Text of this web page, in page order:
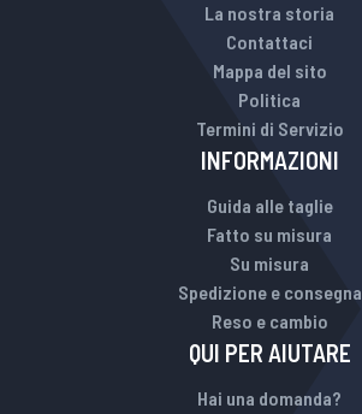
La nostra storia
Contattaci
Mappa del sito
Politica
Termini di Servizio
INFORMAZIONI
Guida alle taglie
Fatto su misura
Su misura
Spedizione e consegna
Reso e cambio
QUI PER AIUTARE
Hai una domanda?